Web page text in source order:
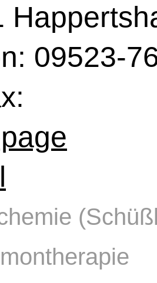
09523-